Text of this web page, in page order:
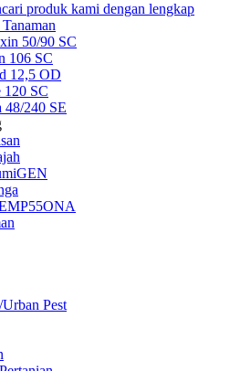
produk kami dengan lengkap
50/90 SC
106 SC
12,5 OD
120 SC
48/240 SE
Pest